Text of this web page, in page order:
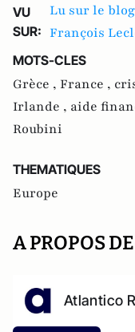
VU
SUR:
Lu sur le
François
MOTS-CLES
Grèce , France ,
Irlande , aide
Roubini
THEMATIQUES
Europe
A PROPOS
Atlantico